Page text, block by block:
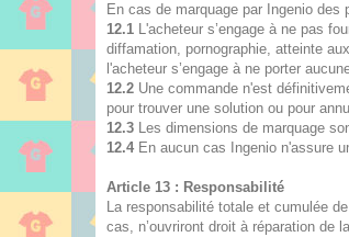
En cas de marquage par Ingenio des
12.1 L'acheteur s’engage à ne pas
diffamation, pornographie, atteinte
l'acheteur s’engage à ne porter
12.2 Une commande n'est
pour trouver une solution ou pour
12.3 Les dimensions de marquage
12.4 En aucun cas Ingenio n'assure
Article 13 : Responsabilité
La responsabilité totale et cumulée
cas, n’ouvriront droit à réparation de